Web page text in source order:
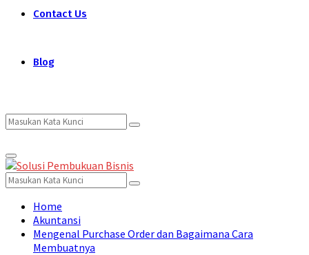
Contact Us
Blog
Search
for:
Search
Primary
Menu
Search
for:
Search
Home
Akuntansi
Mengenal Purchase Order dan Bagaimana Cara
Membuatnya